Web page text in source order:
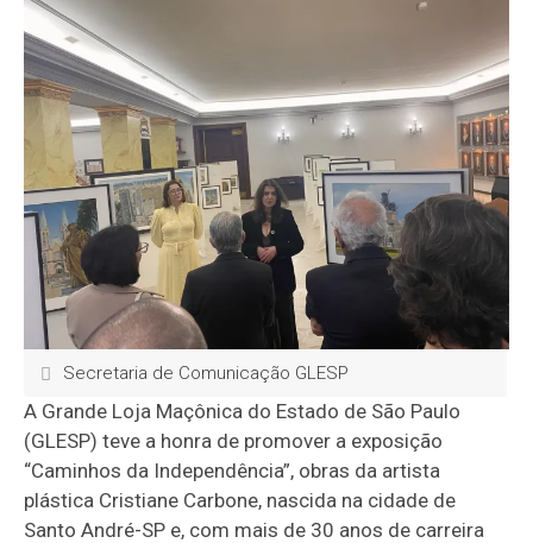
Secretaria de Comunicação GLESP
A Grande Loja Maçônica do Estado de São Paulo
(GLESP) teve a honra de promover a exposição
“Caminhos da Independência”, obras da artista
plástica Cristiane Carbone, nascida na cidade de
Santo André-SP e, com mais de 30 anos de carreira